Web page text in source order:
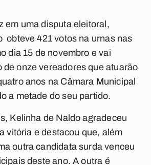
em uma disputa eleitoral,
obteve 421 votos na urnas nas
dia 15 de novembro e vai
de onze vereadores que atuarão
anos na Câmara Municipal
a metade do seu partido.
Kelinha de Naldo agradeceu
vitória e destacou que, além
outra candidata surda venceu
deste ano. A outra é